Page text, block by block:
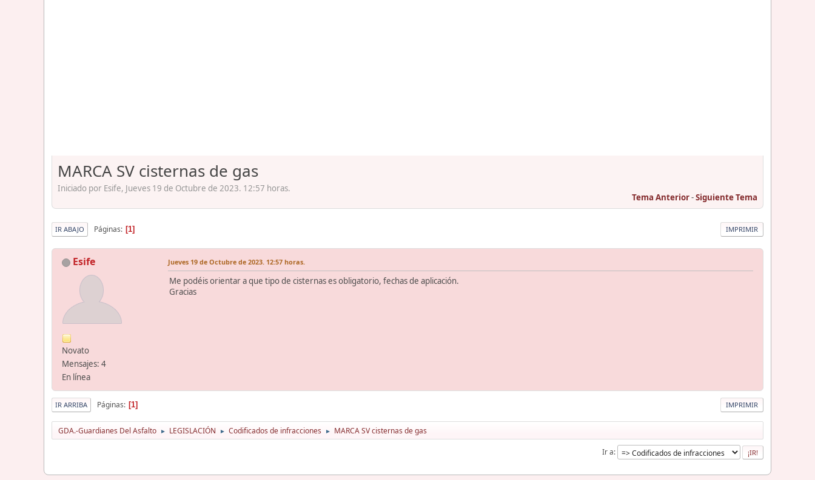
MARCA SV cisternas de gas
Iniciado por Esife, Jueves 19 de Octubre de 2023. 12:57 horas.
Tema Anterior-Siguiente Tema
IMPRIMIR
IR ABAJO Páginas 1
Esife
Novato
Mensajes: 4
En línea
Jueves 19 de Octubre de 2023. 12:57 horas.
Me podéis orientar a que tipo de cisternas es obligatorio, fechas de aplicación.
Gracias
IMPRIMIR
IR ARRIBA Páginas 1
GDA.-Guardianes Del Asfalto ► LEGISLACIÓN ► Codificados de infracciones ► MARCA SV cisternas de gas
Ir a